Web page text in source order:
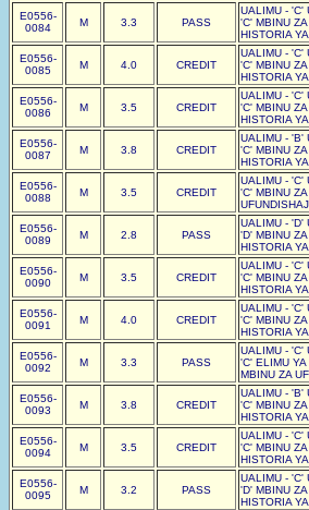
E0556-
0084
M 3.3 PASS
UALIMU - 'C'
'C' MBINU
HISTORIA
E0556-
0085
M 4.0 CREDIT
UALIMU - 'C'
'C' MBINU
HISTORIA
E0556-
0086
M 3.5 CREDIT
UALIMU - 'C'
'C' MBINU
HISTORIA
E0556-
0087
M 3.8 CREDIT
UALIMU - 'B'
'C' MBINU
HISTORIA
E0556-
0088
M 3.5 CREDIT
UALIMU - 'C'
'C' MBINU
E0556-
0089
M 2.8 PASS
UALIMU - 'D'
'D' MBINU
HISTORIA
E0556-
0090
M 3.5 CREDIT
UALIMU - 'C'
'C' MBINU
HISTORIA
E0556-
0091
M 4.0 CREDIT
UALIMU - 'C'
'C' MBINU
HISTORIA
E0556-
0092
M 3.3 PASS
UALIMU - 'C'
'C' ELIMU
MBINU ZA
E0556-
0093
M 3.8 CREDIT
UALIMU - 'B'
'C' MBINU
HISTORIA
E0556-
0094
M 3.5 CREDIT
UALIMU - 'C'
'C' MBINU
HISTORIA
E0556-
0095
M 3.2 PASS
UALIMU - 'C'
'D' MBINU
HISTORIA